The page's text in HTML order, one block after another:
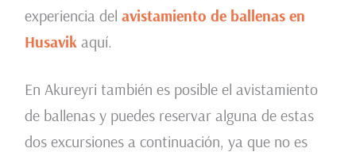
experiencia del avistamiento de ballenas en
Husavik aquí.
En Akureyri también es posible el avistamiento
de ballenas y puedes reservar alguna de estas
dos excursiones a continuación, ya que no es